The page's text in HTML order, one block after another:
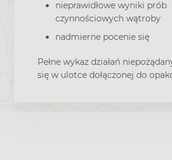
nieprawidłowe wyniki prób
czynnościowych wątroby
nadmierne pocenie się
Pełne wykaz działań
się w ulotce dołączonej do